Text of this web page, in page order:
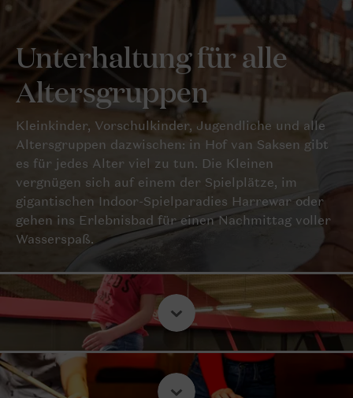
Unterhaltung für alle
Altersgruppen
Kleinkinder, Vorschulkinder, Jugendliche und alle
Altersgruppen dazwischen: in Hof van Saksen gibt
es für jedes Alter viel zu tun. Die Kleinen
vergnügen sich auf einem der Spielplätze, im
gigantischen Indoor-Spielparadies Harrewar oder
gehen ins Erlebnisbad für einen Nachmittag voller
Wasserspaß.